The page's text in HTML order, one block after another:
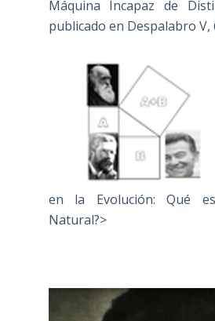
Máquina Incapaz de
publicado en Despalabro V,
en la Evolución: Qué
Natural?>